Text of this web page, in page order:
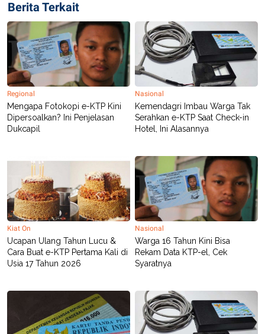
Berita Terkait
Regional
Mengapa Fotokopi e-KTP Kini
Dipersoalkan? Ini Penjelasan
Dukcapil
Nasional
Kemendagri Imbau Warga Tak
Serahkan e-KTP Saat Check-in
Hotel, Ini Alasannya
Kiat On
Ucapan Ulang Tahun Lucu &
Cara Buat e-KTP Pertama Kali di
Usia 17 Tahun 2026
Nasional
Warga 16 Tahun Kini Bisa
Rekam Data KTP-el, Cek
Syaratnya